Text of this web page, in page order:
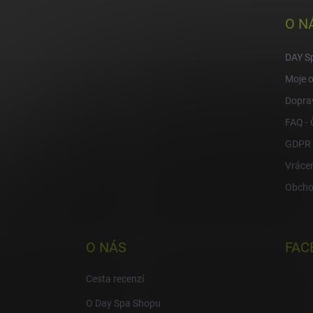
O
DAY
Moje
FAQ -
GDPR
O NÁS
Cesta recenzí
O Day Spa Shopu